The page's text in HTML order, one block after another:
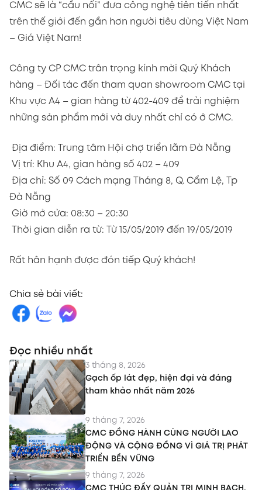
CMC sẽ là “cầu nối” đưa công nghệ tiên tiến nhất
trên thế giới đến gần hơn người tiêu dùng Việt Nam
– Giá Việt Nam!
Công ty CP CMC trân trọng kính mời Quý Khách
hàng – Đối tác đến tham quan showroom CMC tại
Khu vực A4 – gian hàng từ 402-409 để trải nghiệm
những sản phẩm mới và duy nhất chỉ có ở CMC.
Địa điểm: Trung tâm Hội chợ triển lãm Đà Nẵng
Vị trí: Khu A4, gian hàng số 402 – 409
Địa chỉ: Số 09 Cách mạng Tháng 8, Q. Cẩm Lệ, Tp
Đà Nẵng
Giờ mở cửa: 08:30 – 20:30
Thời gian diễn ra từ: Từ 15/05/2019 đến 19/05/2019
Rất hân hạnh được đón tiếp Quý khách!
Chia sẻ bài viết:
Đọc nhiều nhất
3 tháng 8, 2026
Gạch ốp lát đẹp, hiện đại và đáng
tham khảo nhất năm 2026
9 tháng 7, 2026
CMC ĐỒNG HÀNH CÙNG NGƯỜI LAO
ĐỘNG VÀ CỘNG ĐỒNG VÌ GIÁ TRỊ PHÁT
TRIỂN BỀN VỮNG
9 tháng 7, 2026
CMC THÚC ĐẨY QUẢN TRỊ MINH BẠCH,